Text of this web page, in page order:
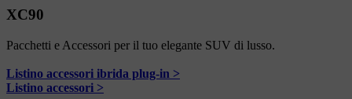
XC90
Pacchetti e Accessori per il tuo elegante SUV di lusso.
Listino accessori ibrida plug-in >
Listino accessori >